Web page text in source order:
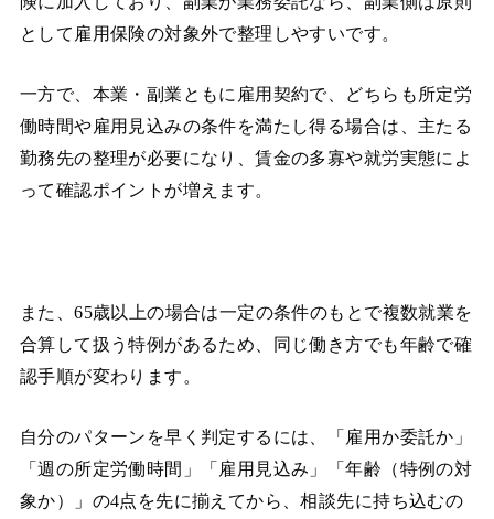
として雇用保険の対象外で整理しやすいです。
一方で、本業・副業ともに雇用契約で、どちらも所定労
働時間や雇用見込みの条件を満たし得る場合は、主たる
勤務先の整理が必要になり、賃金の多寡や就労実態によ
って確認ポイントが増えます。
また、65歳以上の場合は一定の条件のもとで複数就業を
合算して扱う特例があるため、同じ働き方でも年齢で確
認手順が変わります。
自分のパターンを早く判定するには、「雇用か委託か」
「週の所定労働時間」「雇用見込み」「年齢（特例の対
象か）」の4点を先に揃えてから、相談先に持ち込むの